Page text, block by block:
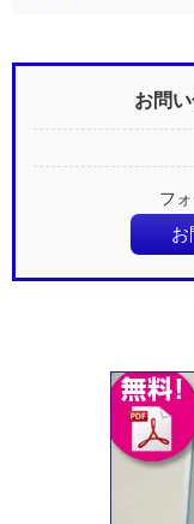
お問
フ
お